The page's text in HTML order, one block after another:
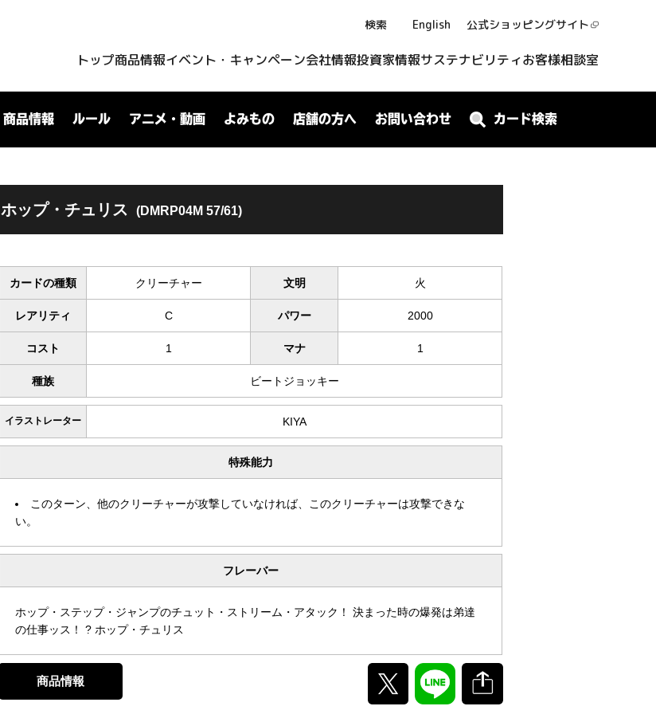
検索 English 公式ショッピングサイト
トップ商品情報イベント・キャンペーン会社情報投資家情報サステナビリティお客様相談室
商品情報 ルール アニメ・動画 よみもの 店舗の方へ お問い合わせ カード検索
ホップ・チュリス (DMRP04M 57/61)
カードの種類 クリーチャー 文明 火
レアリティ C パワー 2000
コスト 1 マナ 1
種族 ビートジョッキー
イラストレーター KIYA
特殊能力
このターン、他のクリーチャーが攻撃していなければ、このクリーチャーは攻撃できな
い。
フレーバー
ホップ・ステップ・ジャンプのチュット・ストリーム・アタック！ 決まった時の爆発は弟達
の仕事ッス！ ? ホップ・チュリス
商品情報